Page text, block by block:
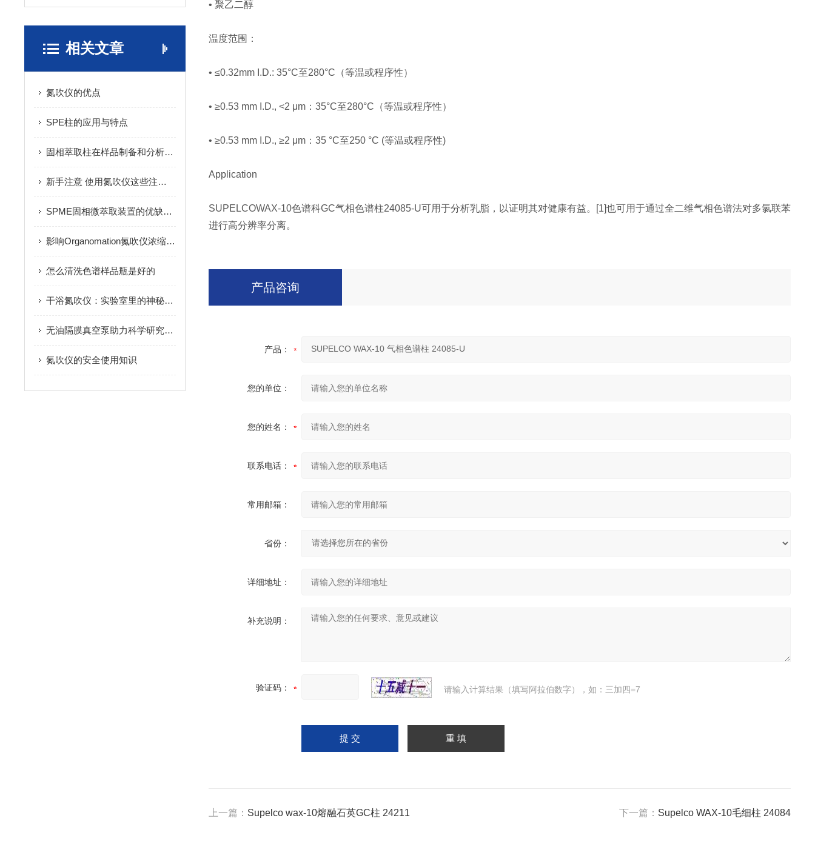
相关文章
氮吹仪的优点
SPE柱的应用与特点
固相萃取柱在样品制备和分析中的重要工具
新手注意 使用氮吹仪这些注意事项须知道
SPME固相微萃取装置的优缺点介绍
影响Organomation氮吹仪浓缩的因素有哪些？
怎么清洗色谱样品瓶是好的
干浴氮吹仪：实验室里的神秘“隐形助手”
无油隔膜真空泵助力科学研究的新利器
氮吹仪的安全使用知识
• 聚乙二醇
温度范围：
• ≤0.32mm I.D.: 35°C至280°C（等温或程序性）
• ≥0.53 mm I.D., <2 μm：35°C至280°C（等温或程序性）
• ≥0.53 mm I.D., ≥2 μm：35 °C至250 °C (等温或程序性)
Application
SUPELCOWAX-10色谱科GC气相色谱柱24085-U可用于分析乳脂，以证明其对健康有益。[1]也可用于通过全二维气相色谱法对多氯联苯
进行高分辨率分离。
产品咨询
产品：
您的单位：
您的姓名：
联系电话：
常用邮箱：
省份：
详细地址：
补充说明：
验证码： 请输入计算结果（填写阿拉伯数字），如：三加四=7
上一篇： Supelco wax-10熔融石英GC柱 24211 下一篇： Supelco WAX-10毛细柱 24084